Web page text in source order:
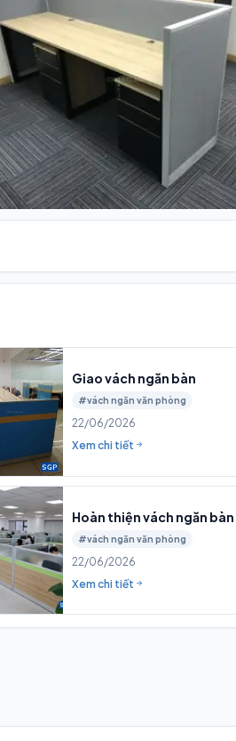
Giao vách ngăn bàn
#vách ngăn văn phòng
22/06/2026
Xem chi tiết
Hoàn thiện vách ngăn
#vách ngăn văn phòng
22/06/2026
Xem chi tiết